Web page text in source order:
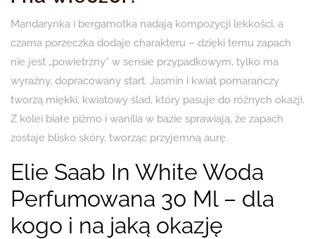
Mandarynka i bergamotka nadają kompozycji lekkości, a
czarna porzeczka dodaje charakteru – dzięki temu zapach
nie jest „powietrzny” w sensie przypadkowym, tylko ma
wyraźny, dopracowany start. Jasmin i kwiat pomarańczy
tworzą miękki, kwiatowy ślad, który pasuje do różnych okazji.
Z kolei białe piżmo i wanilia w bazie sprawiają, że zapach
zostaje blisko skóry, tworząc przyjemną aurę.
Elie Saab In White Woda
Perfumowana 30 Ml – dla
kogo i na jaką okazję